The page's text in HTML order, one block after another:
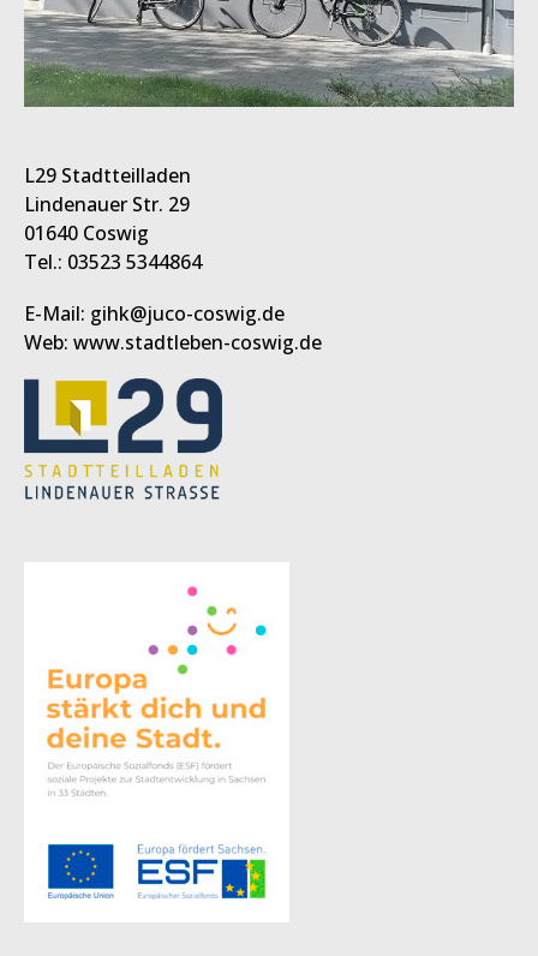
L29 Stadtteilladen
Lindenauer Str. 29
01640 Coswig
Tel.: 03523 5344864
E-Mail: gihk@juco-coswig.de
Web: www.stadtleben-coswig.de